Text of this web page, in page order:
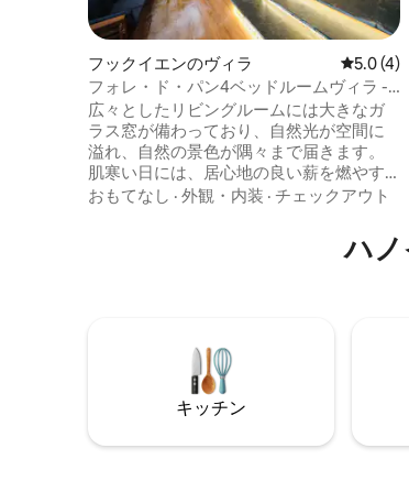
フックイエンのヴィラ レビュ
5.0 (4)
フォレ・ド・パン4ベッドルームヴィラ -
ヴィーナス・フラミンゴ・ダイライ
広々としたリビングルームには大きなガ
ラス窓が備わっており、自然光が空間に
溢れ、自然の景色が隅々まで届きます。
肌寒い日には、居心地の良い薪を燃やす
暖炉の周りに集まれば、友人や家族との
は給湯システムが設置されます（ご要望
ィラには4つの寝室があり、それぞれに雄
大な山々と自然の松林のパノラマビュー
を楽しめる広々としたバルコニーがあり
が用意されています。 - 寝室1：ベッド
おもてなし · 外観・内装 · チェックアウト
ハ
キッチン